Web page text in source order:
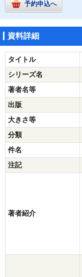
予約申込へ
資料詳細
タイトル
シリーズ名
著者名等
出版
大きさ等
分類
件名
注記
著者紹介